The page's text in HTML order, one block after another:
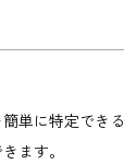
単に特定でき
ます。